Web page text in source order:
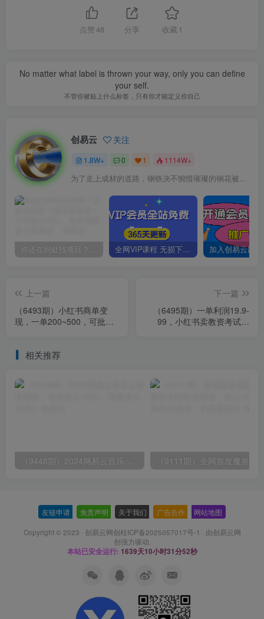
点赞 48 分享 收藏 1
No matter what label is thrown your way, only you can define
your self.
不管你被贴上什么标签，只有你才能定义你自己
创易云 关注
1.8W+ 0 1 1114W+
为了走上成材的道路，钢铁决不惋惜璀璨的钢花被遗弃
你还在到处找项目？还在当韭菜？我靠卖项目一个月收入5万+，曾经我也是个失败者。 全网VIP课程 无损下载~
上一篇
（6493期）小红书商单变
现，一单200~500，可批量
下一篇
（6495期）一单利润19.9-
99，小红书卖教资考试资
相关推荐
友链申请 免责声明 关于我们 广告合作 网站地图
Copyright © 2023 · 创易云网创桂ICP备2025057017号-1 · 由创易云网
创强力驱动.
本站已安全运行: 1639天10小时31分52秒